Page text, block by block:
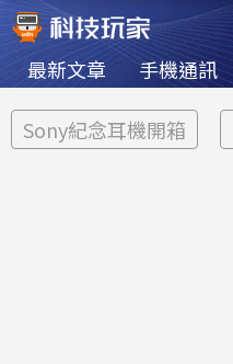
最新文章 手機通訊
Sony紀念耳機開箱